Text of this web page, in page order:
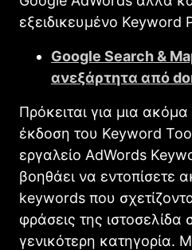
εξειδικευμένο Keyword
Google Search &
ανεξάρτητα από
Πρόκειται για μια
έκδοση του Keyword
εργαλείο AdWords
βοηθάει να εντοπίσετε
keywords που
φράσεις της
γενικότερη κατηγορία.